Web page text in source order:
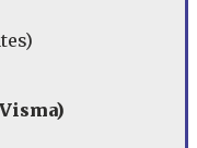
Visma)